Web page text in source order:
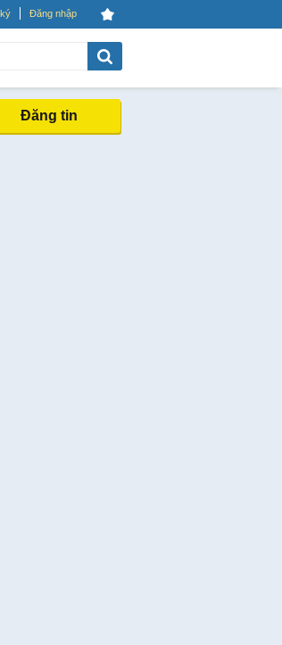
Đăng nhập
Đăng tin